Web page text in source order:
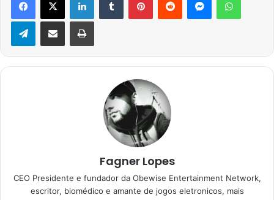
TelegramCompartilhar via e-mail Imprimir
Fagner Lopes
CEO Presidente e fundador da Obewise Entertainment Network,
escritor, biomédico e amante de jogos eletronicos, mais